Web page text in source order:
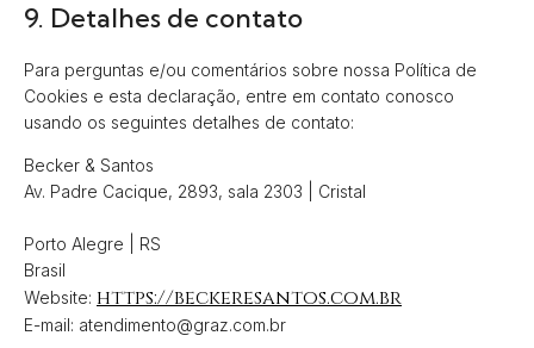
9. Detalhes de contato
Para perguntas e/ou comentários sobre nossa Política de
Cookies e esta declaração, entre em contato conosco
usando os seguintes detalhes de contato:
Becker & Santos
Av. Padre Cacique, 2893, sala 2303 | Cristal
Porto Alegre | RS
Brasil
Website: https://beckeresantos.com.br
E-mail: atendimento@graz.com.br